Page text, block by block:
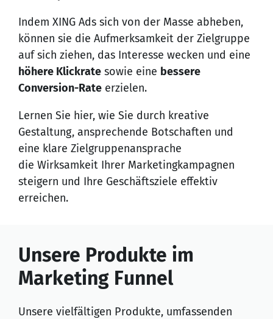
Indem XING Ads sich von der Masse abheben,
können sie die Aufmerksamkeit der Zielgruppe
auf sich ziehen, das Interesse wecken und eine
höhere Klickrate sowie eine bessere
Conversion-Rate erzielen.
Lernen Sie hier, wie Sie durch kreative
Gestaltung, ansprechende Botschaften und
eine klare Zielgruppenansprache
die Wirksamkeit Ihrer Marketingkampagnen
steigern und Ihre Geschäftsziele effektiv
erreichen.
Unsere Produkte im
Marketing Funnel
Unsere vielfältigen Produkte, umfassenden